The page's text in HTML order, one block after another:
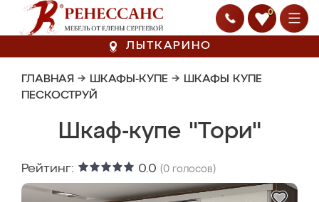
0
ЛЫТКАРИНО
ГЛАВНАЯ → ШКАФЫ-КУПЕ → ШКАФЫ КУПЕ
ПЕСКОСТРУЙ
Шкаф-купе "Тори"
Рейтинг: 0.0 (0 голосов)